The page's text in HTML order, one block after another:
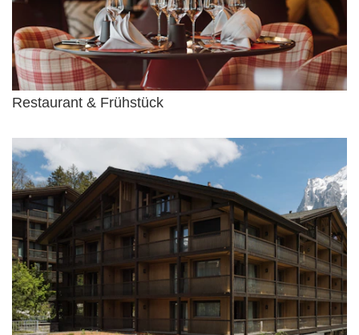
Restaurant & Frühstück